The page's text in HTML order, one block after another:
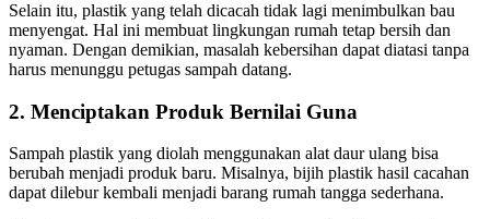
Selain itu, plastik yang telah dicacah tidak lagi menimbulkan bau
menyengat. Hal ini membuat lingkungan rumah tetap bersih dan
nyaman. Dengan demikian, masalah kebersihan dapat diatasi tanpa
harus menunggu petugas sampah datang.
2. Menciptakan Produk Bernilai Guna
Sampah plastik yang diolah menggunakan alat daur ulang bisa
berubah menjadi produk baru. Misalnya, bijih plastik hasil cacahan
dapat dilebur kembali menjadi barang rumah tangga sederhana.